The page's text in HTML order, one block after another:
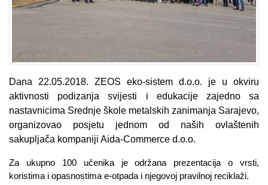
Dana 22.05.2018. ZEOS eko-sistem d.o.o. je u okviru
aktivnosti podizanja svijesti i edukacije zajedno sa
nastavnicima Srednje škole metalskih zanimanja Sarajevo,
organizovao posjetu jednom od naših ovlaštenih
sakupljača kompaniji Aida-Commerce d.o.o.
Za ukupno 100 učenika je održana prezentacija o vrsti,
koristima i opasnostima e-otpada i njegovoj pravilnoj reciklaži.